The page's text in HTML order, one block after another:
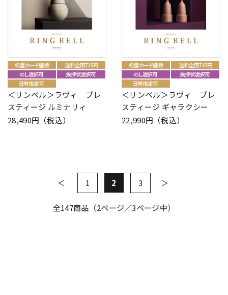
＜リンベル＞ラヴィ プレ
スティージ ルミナリィ
28,490円（税込）
＜リンベル＞ラヴィ プレ
スティージ ギャラクシー
22,990円（税込）
1 2 3
全147商品（2ページ／3ページ中）